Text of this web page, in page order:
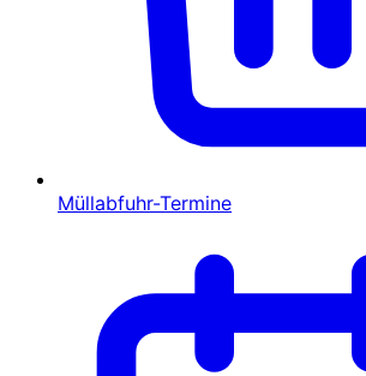
Müllabfuhr-Termine